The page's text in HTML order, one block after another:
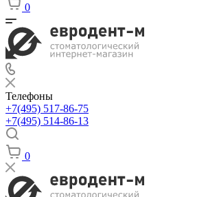
0
Телефоны
+7(495) 517-86-75
+7(495) 514-86-13
0